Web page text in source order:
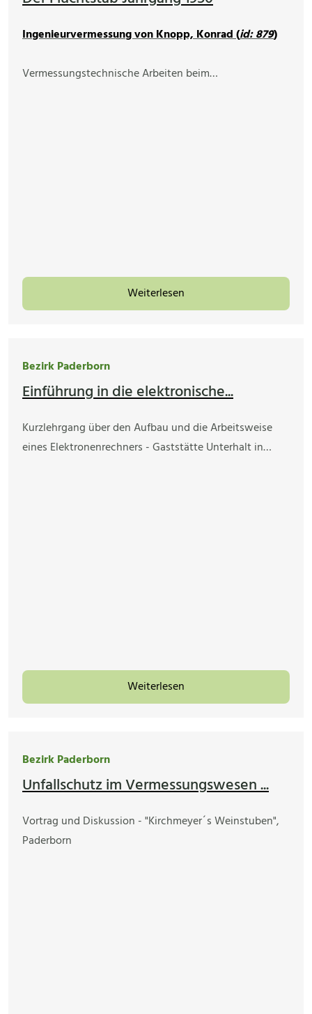
Ingenieurvermessung von Knopp, Konrad (id: 879)
Vermessungstechnische Arbeiten beim…
Weiterlesen
Bezirk Paderborn
Einführung in die elektronische...
Kurzlehrgang über den Aufbau und die Arbeitsweise
eines Elektronenrechners - Gaststätte Unterhalt in…
Weiterlesen
Bezirk Paderborn
Unfallschutz im Vermessungswesen ...
Vortrag und Diskussion - "Kirchmeyer´s Weinstuben",
Paderborn